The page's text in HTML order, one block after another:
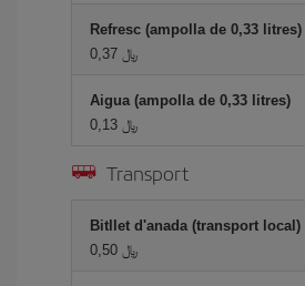
Refresc (ampolla de 0,33 litres)
0,37 ﷼
Aigua (ampolla de 0,33 litres)
0,13 ﷼
Transport
Bitllet d'anada (transport local)
0,50 ﷼